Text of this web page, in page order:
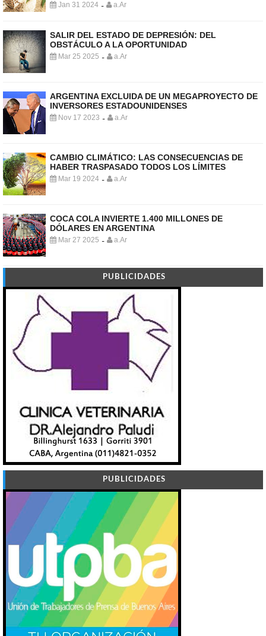
Jan 31 2024 - a.Ar
SALIR DEL ESTADO DE DEPRESIÓN: DEL
OBSTÁCULO A LA OPORTUNIDAD
Mar 25 2025 - a.Ar
ARGENTINA EXCLUIDA DE UN MEGAPROYECTO DE
INVERSORES ESTADOUNIDENSES
Nov 17 2023 - a.Ar
CAMBIO CLIMÁTICO: LAS CONSECUENCIAS DE
HABER TRASPASADO TODOS LOS LÍMITES
Mar 19 2024 - a.Ar
COCA COLA INVIERTE 1.400 MILLONES DE
DÓLARES EN ARGENTINA
Mar 27 2025 - a.Ar
PUBLICIDADES
PUBLICIDADES